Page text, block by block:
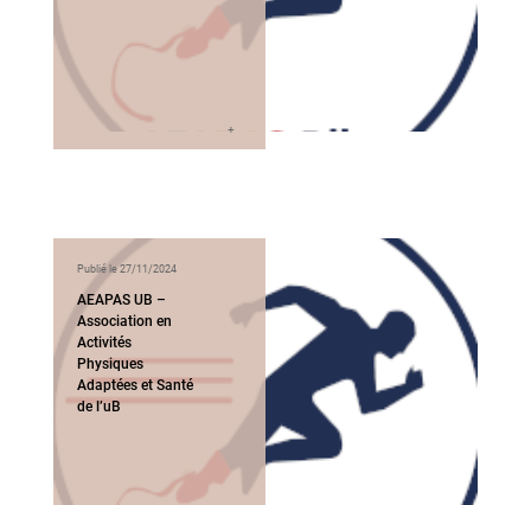
Publié le 27/11/2024
AEAPAS UB –
Association en
Activités
Physiques
Adaptées et Santé
de l’uB